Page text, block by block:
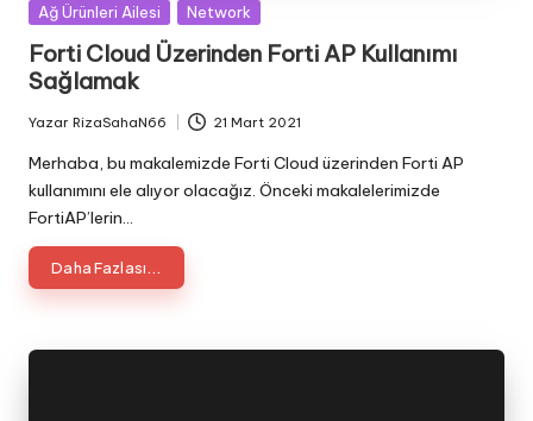
Posted
Ağ Ürünleri Ailesi Network
Forti Cloud Üzerinden Forti AP Kullanımı
Sağlamak
Posted
by
Yazar RizaSahaN66 21 Mart 2021
Merhaba, bu makalemizde Forti Cloud üzerinden Forti AP
kullanımını ele alıyor olacağız. Önceki makalelerimizde
FortiAP’lerin…
Daha Fazlası...